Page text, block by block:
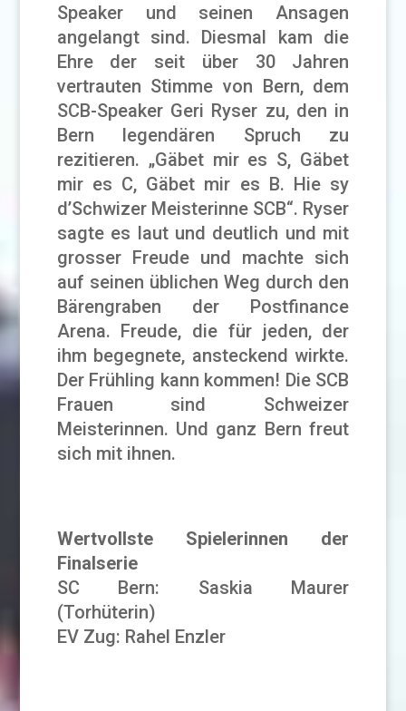
Speaker und seinen Ansagen
angelangt sind. Diesmal kam die
Ehre der seit über 30 Jahren
vertrauten Stimme von Bern, dem
SCB-Speaker Geri Ryser zu, den in
Bern legendären Spruch zu
rezitieren. „Gäbet mir es S, Gäbet
mir es C, Gäbet mir es B. Hie sy
d’Schwizer Meisterinne SCB“. Ryser
sagte es laut und deutlich und mit
grosser Freude und machte sich
auf seinen üblichen Weg durch den
Bärengraben der Postfinance
Arena. Freude, die für jeden, der
ihm begegnete, ansteckend wirkte.
Der Frühling kann kommen! Die SCB
Frauen sind Schweizer
Meisterinnen. Und ganz Bern freut
sich mit ihnen.
Wertvollste Spielerinnen der
Finalserie
SC Bern: Saskia Maurer
(Torhüterin)
EV Zug: Rahel Enzler